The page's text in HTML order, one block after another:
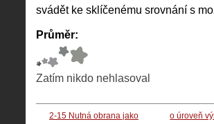
svádět ke sklíčenému srovnání s
Průměr:
Zatím nikdo nehlasoval
2-15 Nutná obrana jako
o úroveň